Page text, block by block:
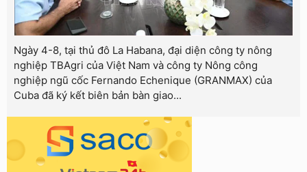
Ngày 4-8, tại thủ đô La Habana, đại diện công ty nông
nghiệp TBAgri của Việt Nam và công ty Nông công
nghiệp ngũ cốc Fernando Echenique (GRANMAX) của
Cuba đã ký kết biên bản bàn giao...